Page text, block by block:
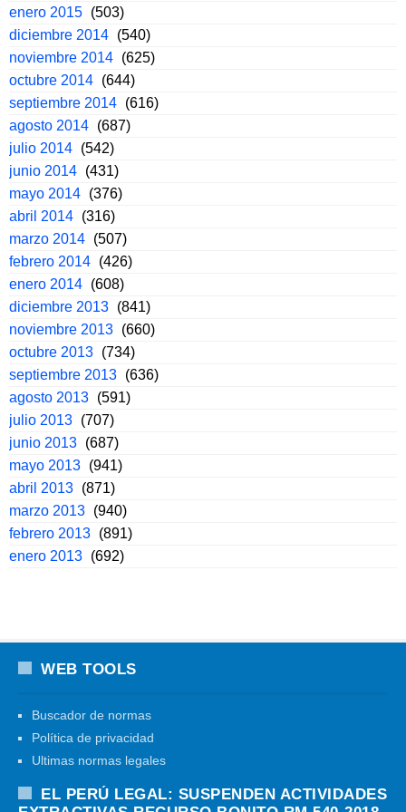
enero 2015 (503)
diciembre 2014 (540)
noviembre 2014 (625)
octubre 2014 (644)
septiembre 2014 (616)
agosto 2014 (687)
julio 2014 (542)
junio 2014 (431)
mayo 2014 (376)
abril 2014 (316)
marzo 2014 (507)
febrero 2014 (426)
enero 2014 (608)
diciembre 2013 (841)
noviembre 2013 (660)
octubre 2013 (734)
septiembre 2013 (636)
agosto 2013 (591)
julio 2013 (707)
junio 2013 (687)
mayo 2013 (941)
abril 2013 (871)
marzo 2013 (940)
febrero 2013 (891)
enero 2013 (692)
WEB TOOLS
Buscador de normas
Política de privacidad
Ultimas normas legales
EL PERÚ LEGAL: SUSPENDEN ACTIVIDADES